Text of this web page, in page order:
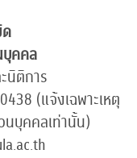
บุคคล
นิติการ
(แจ้งเฉพาะเหตุ
บุคคลเท่านั้น)